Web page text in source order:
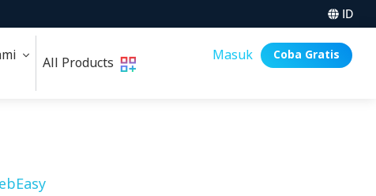
ID
All Products Masuk Coba Gratis